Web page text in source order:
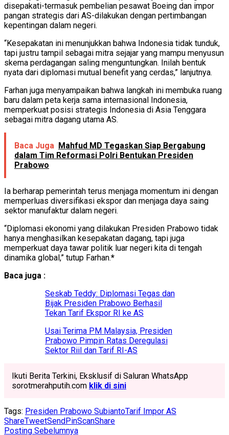
disepakati-termasuk pembelian pesawat Boeing dan impor
pangan strategis dari AS-dilakukan dengan pertimbangan
kepentingan dalam negeri.
“Kesepakatan ini menunjukkan bahwa Indonesia tidak tunduk,
tapi justru tampil sebagai mitra sejajar yang mampu menyusun
skema perdagangan saling menguntungkan. Inilah bentuk
nyata dari diplomasi mutual benefit yang cerdas,” lanjutnya.
Farhan juga menyampaikan bahwa langkah ini membuka ruang
baru dalam peta kerja sama internasional Indonesia,
memperkuat posisi strategis Indonesia di Asia Tenggara
sebagai mitra dagang utama AS.
Baca Juga Mahfud MD Tegaskan Siap Bergabung
dalam Tim Reformasi Polri Bentukan Presiden
Prabowo
Ia berharap pemerintah terus menjaga momentum ini dengan
memperluas diversifikasi ekspor dan menjaga daya saing
sektor manufaktur dalam negeri.
“Diplomasi ekonomi yang dilakukan Presiden Prabowo tidak
hanya menghasilkan kesepakatan dagang, tapi juga
memperkuat daya tawar politik luar negeri kita di tengah
dinamika global,” tutup Farhan.*
Baca juga :
Seskab Teddy: Diplomasi Tegas dan
Bijak Presiden Prabowo Berhasil
Tekan Tarif Ekspor RI ke AS
Usai Terima PM Malaysia, Presiden
Prabowo Pimpin Ratas Deregulasi
Sektor Riil dan Tarif RI-AS
Ikuti Berita Terkini, Eksklusif di Saluran WhatsApp
sorotmerahputih.com klik di sini
Tags: Presiden Prabowo SubiantoTarif Impor AS
ShareTweetSendPinScanShare
Posting Sebelumnya